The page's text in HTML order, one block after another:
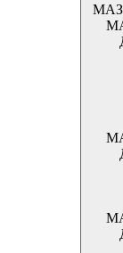
МАЗ